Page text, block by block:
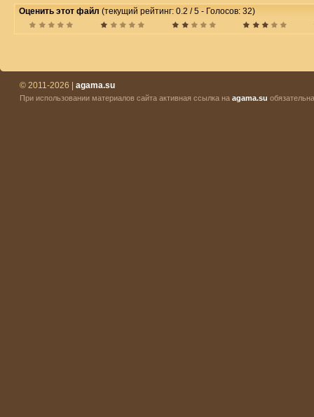
Оценить этот файл (текущий рейтинг: 0.2 / 5 - Голосов: 32)
© 2011-2026 | agama.su
При использовании материалов сайта активная ссылка на agama.su